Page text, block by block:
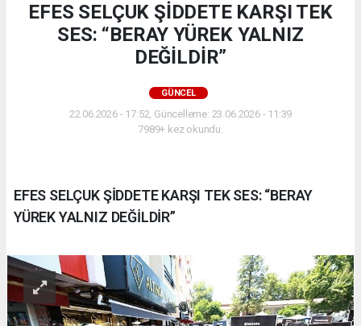
EFES SELÇUK ŞİDDETE KARŞI TEK
SES: “BERAY YÜREK YALNIZ
DEĞİLDİR”
GÜNCEL
22.06.2026 - 17:52, Güncelleme: 23.06.2026 - 11:39
7989+ kez okundu.
EFES SELÇUK ŞİDDETE KARŞI TEK SES: “BERAY
YÜREK YALNIZ DEĞİLDİR”